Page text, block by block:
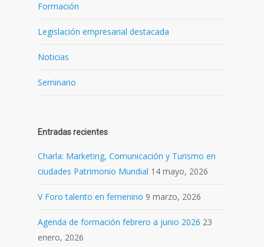
Formación
Legislación empresarial destacada
Noticias
Seminario
Entradas recientes
Charla: Marketing, Comunicación y Turismo en
ciudades Patrimonio Mundial 14 mayo, 2026
V Foro talento en femenino 9 marzo, 2026
Agenda de formación febrero a junio 2026 23
enero, 2026